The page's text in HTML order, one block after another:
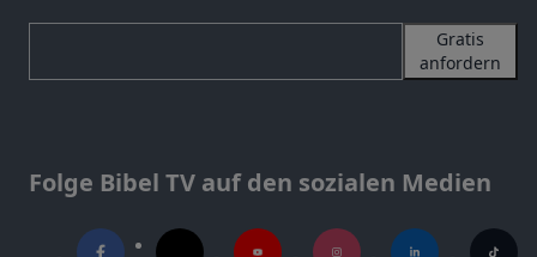
Gratis
anfordern
Folge Bibel TV auf den sozialen Medien